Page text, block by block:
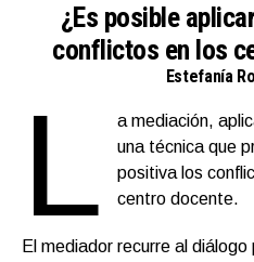
¿Es posible
conflictos en los
Estefanía
L
a mediación,
una técnica que
positiva los
centro docente.
El mediador recurre al